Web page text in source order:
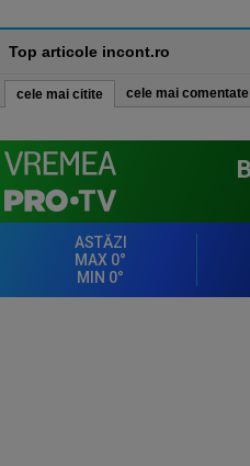
Top articole incont.ro
cele mai citite cele mai comentate